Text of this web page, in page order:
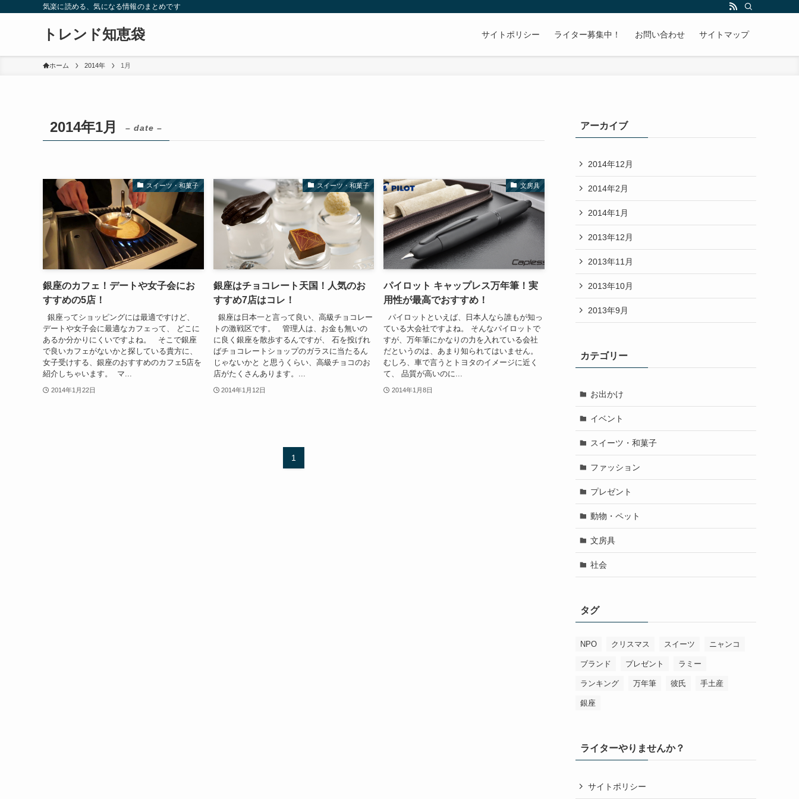
気楽に読める、気になる情報のまとめです
トレンド知恵袋 サイトポリシー ライター募集中！ お問い合わせ サイトマップ
ホーム 2014年 1月
2014年1月 – date –
スイーツ・和菓子
銀座のカフェ！デートや女子会にお
すすめの5店！
銀座ってショッピングには最適ですけど、
デートや女子会に最適なカフェって、 どこに
あるか分かりにくいですよね。 そこで銀座
で良いカフェがないかと探している貴方に、
女子受けする、銀座のおすすめのカフェ5店を
紹介しちゃいます。 マ...
2014年1月22日
スイーツ・和菓子
銀座はチョコレート天国！人気のお
すすめ7店はコレ！
銀座は日本一と言って良い、高級チョコレー
トの激戦区です。 管理人は、お金も無いの
に良く銀座を散歩するんですが、 石を投げれ
ばチョコレートショップのガラスに当たるん
じゃないかと と思うくらい、高級チョコのお
店がたくさんあります。...
2014年1月12日
文房具
パイロット キャップレス万年筆！実
用性が最高でおすすめ！
パイロットといえば、日本人なら誰もが知っ
ている大会社ですよね。 そんなパイロットで
すが、万年筆にかなりの力を入れている会社
だというのは、あまり知られてはいません。
むしろ、車で言うとトヨタのイメージに近く
て、 品質が高いのに...
2014年1月8日
1
アーカイブ
2014年12月
2014年2月
2014年1月
2013年12月
2013年11月
2013年10月
2013年9月
カテゴリー
お出かけ
イベント
スイーツ・和菓子
ファッション
プレゼント
動物・ペット
文房具
社会
タグ
NPO クリスマス スイーツ ニャンコ
ブランド プレゼント ラミー
ランキング 万年筆 彼氏 手土産
銀座
ライターやりませんか？
サイトポリシー